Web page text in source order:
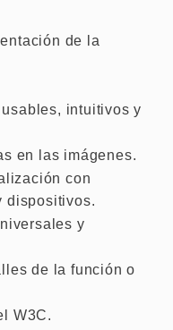
de la
intuitivos y
en las imágenes.
con
dispositivos.
y
de la función o
W3C.